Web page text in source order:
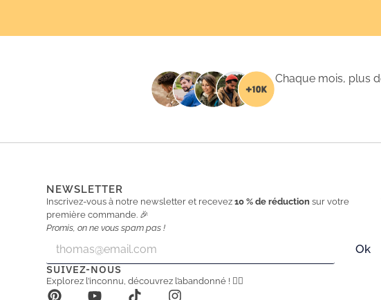
Chaque mois, plus
NEWSLETTER
Inscrivez-vous à notre newsletter et recevez10 % de réduction sur votre
première commande. 🎉
Promis, on ne vous spam pas !
a
i
l
a
i
l
Ok
SUIVEZ-NOUS
Explorez l’inconnu, découvrez l’abandonné ! 🕵️‍♂️